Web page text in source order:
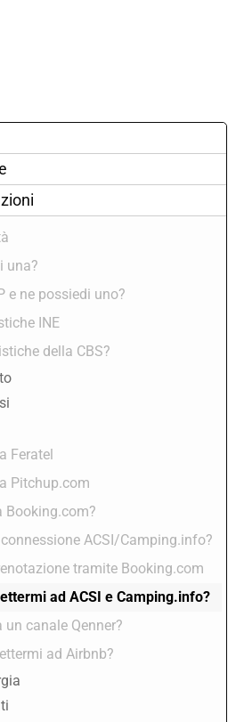
una?
e ne possiedi uno?
INE
della CBS?
Feratel
Pitchup.com
Booking.com?
ACSI/Camping.info?
tramite Booking.com
ad ACSI e Camping.info?
canale Qenner?
ad Airbnb?